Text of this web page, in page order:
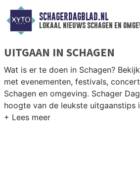
SCHAGERDAGBLAD.NL
lokaal nieuws schagen en
UITGAAN IN SCHAGEN
Wat is er te doen in Schagen?
met evenementen, festivals,
Schagen en omgeving. Schager
hoogte van de leukste uitgaanstips